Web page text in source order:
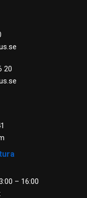
20
– 16:00